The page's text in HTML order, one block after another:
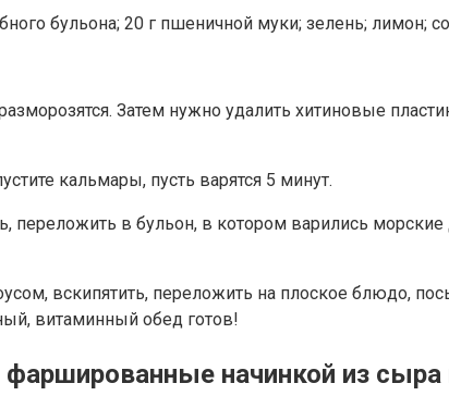
бульона; 20 г пшеничной муки; зелень; лимон;
Затем нужно удалить хитиновые
кальмары, пусть варятся 5 минут.
переложить в бульон, в котором варились
вскипятить, переложить на плоское блюдо,
витаминный обед готов!
начинкой из сыра